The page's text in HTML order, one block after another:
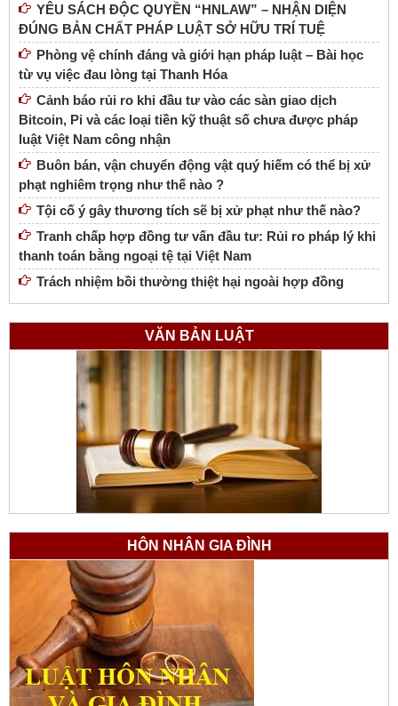
YÊU SÁCH ĐỘC QUYỀN “HNLAW” – NHẬN DIỆN
ĐÚNG BẢN CHẤT PHÁP LUẬT SỞ HỮU TRÍ TUỆ
Phòng vệ chính đáng và giới hạn pháp luật – Bài học
từ vụ việc đau lòng tại Thanh Hóa
Cảnh báo rủi ro khi đầu tư vào các sàn giao dịch
Bitcoin, Pi và các loại tiền kỹ thuật số chưa được pháp
luật Việt Nam công nhận
Buôn bán, vận chuyển động vật quý hiếm có thể bị xử
phạt nghiêm trọng như thế nào ?
Tội cố ý gây thương tích sẽ bị xử phạt như thế nào?
Tranh chấp hợp đồng tư vấn đầu tư: Rủi ro pháp lý khi
thanh toán bằng ngoại tệ tại Việt Nam
Trách nhiệm bồi thường thiệt hại ngoài hợp đồng
VĂN BẢN LUẬT
HÔN NHÂN GIA ĐÌNH